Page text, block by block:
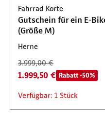
Fahrrad Korte
Gutschein für ein E-
(Größe M)
Herne
3.999,00 €
1.999,50 € Rabatt -50%
Verfügbar: 1 Stück